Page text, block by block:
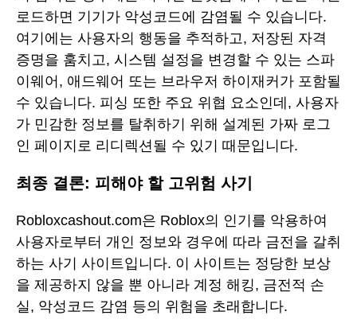
로드하면 기기가 악성코드에 감염될 수 있습니다.
여기에는 사용자의 행동을 추적하고, 저장된 자격
증명을 훔치고, 시스템 설정을 변경할 수 있는 스파
이웨어, 애드웨어 또는 브라우저 하이재커가 포함될
수 있습니다. 피싱 또한 주요 위협 요소인데, 사용자
가 민감한 정보를 탈취하기 위해 설계된 가짜 로그
인 페이지로 리디렉션될 수 있기 때문입니다.
최종 결론: 피해야 할 고위험 사기
Robloxcashout.com은 Roblox의 인기를 악용하여
사용자로부터 개인 정보와 경우에 따라 금전을 갈취
하는 사기 사이트입니다. 이 사이트는 정당한 보상
을 제공하지 않을 뿐 아니라 계정 해킹, 금전적 손
실, 악성코드 감염 등의 위험을 초래합니다.